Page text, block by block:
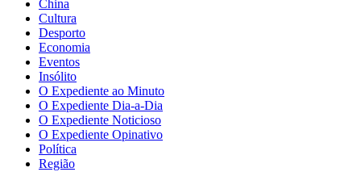
China
Cultura
Desporto
Economia
Eventos
Insólito
O Expediente ao Minuto
O Expediente Dia-a-Dia
O Expediente Noticioso
O Expediente Opinativo
Política
Região